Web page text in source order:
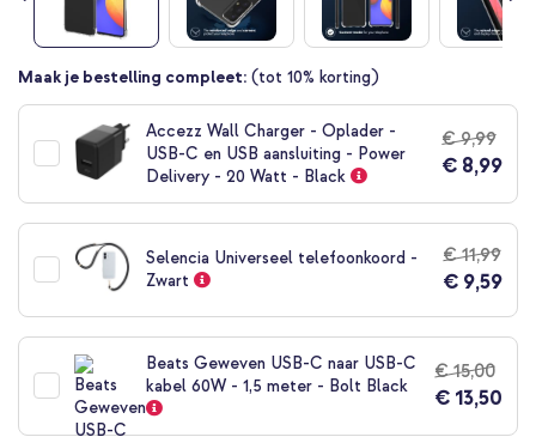
Ga
begin
van
gallerij
Maak je bestelling compleet: (tot 10% korting)
Accezz Wall Charger - Oplader -
USB-C en USB aansluiting - Power
Delivery - 20 Watt - Black
€ 9,99
€ 8,99
Selencia Universeel telefoonkoord -
Zwart
€ 11,99
€ 9,59
Beats Geweven USB-C naar USB-C
kabel 60W - 1,5 meter - Bolt Black
€ 15,00
€ 13,50